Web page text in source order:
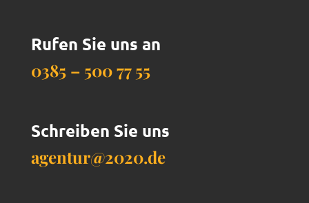
Rufen Sie uns an
0385 – 500 77 55
Schreiben Sie uns
agentur@2020.de